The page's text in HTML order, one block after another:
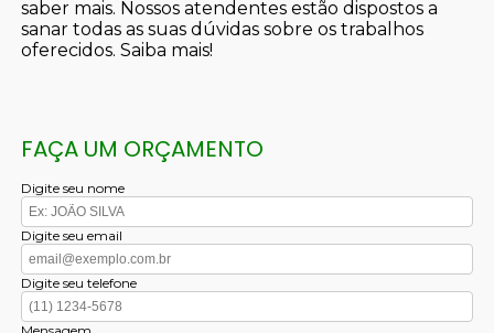
saber mais. Nossos atendentes estão dispostos a
sanar todas as suas dúvidas sobre os trabalhos
oferecidos. Saiba mais!
FAÇA UM ORÇAMENTO
Digite seu nome
Digite seu email
Digite seu telefone